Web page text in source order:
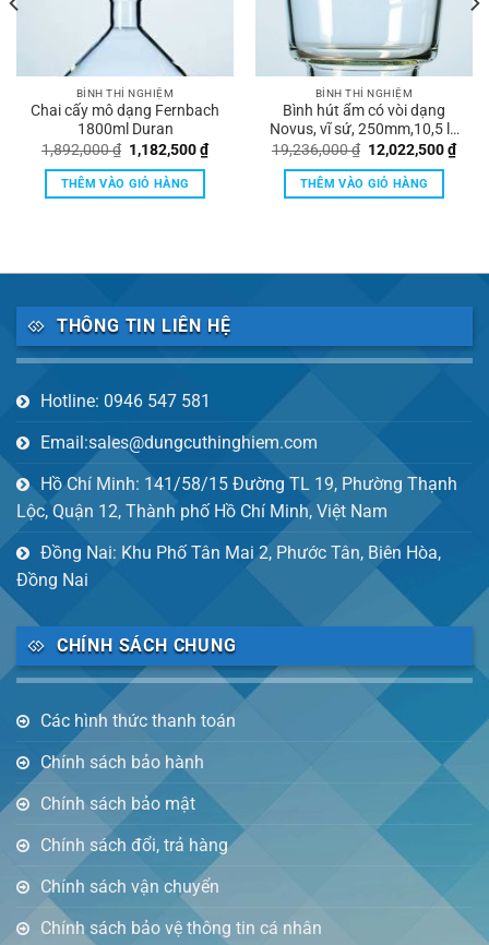
BÌNH THÍ NGHIỆM
Chai cấy mô dạng Fernbach
1800ml Duran
1,892,000₫ Giá
gốc
là:
1,892,000 ₫.
1,182,500₫Giá
hiện
THÊM VÀO GIỎ HÀNG
BÌNH THÍ NGHIỆM
Bình hút ẩm có vòi dạng
Novus, vĩ sứ, 250mm,10,5 lít
Duran
19,236,000₫ Giá
gốc
là:
19,236,000 ₫.
12,022,500₫Giá
hiện
THÊM VÀO GIỎ HÀNG
THÔNG TIN LIÊN HỆ
Hotline: 0946 547 581
Email:sales@dungcuthinghiem.com
Hồ Chí Minh: 141/58/15 Đường TL 19, Phường Thạnh
Lộc, Quận 12, Thành phố Hồ Chí Minh, Việt Nam
Đồng Nai: Khu Phố Tân Mai 2, Phước Tân, Biên Hòa,
Đồng Nai
CHÍNH SÁCH CHUNG
Các hình thức thanh toán
Chính sách bảo hành
Chính sách bảo mật
Chính sách đổi, trả hàng
Chính sách vận chuyển
Chính sách bảo vệ thông tin cá nhân